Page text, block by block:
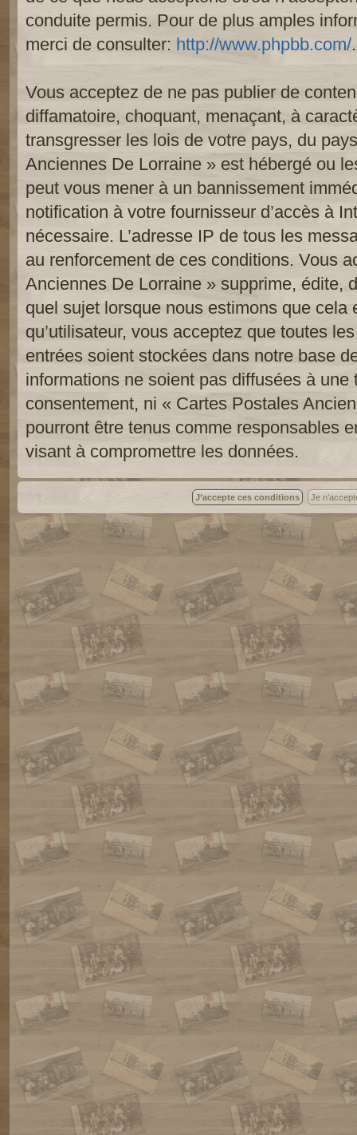
conduite permis. Pour de plus amples
merci de consulter: http://www.phpbb.com/.
Vous acceptez de ne pas publier de
diffamatoire, choquant, menaçant, à
transgresser les lois de votre pays, du
Anciennes De Lorraine » est hébergé ou
peut vous mener à un bannissement
notification à votre fournisseur d’accès à
nécessaire. L’adresse IP de tous les
au renforcement de ces conditions. Vous
Anciennes De Lorraine » supprime, édite,
quel sujet lorsque nous estimons que cela
qu’utilisateur, vous acceptez que toutes
entrées soient stockées dans notre base
informations ne soient pas diffusées à une
consentement, ni « Cartes Postales
pourront être tenus comme responsables
visant à compromettre les données.